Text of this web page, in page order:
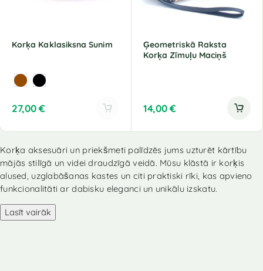
Korķa Kaklasiksna Sunim
27,00€
t
e
r
n
t
i
Ģeometriskā Raksta
Korķa Zīmuļu Maciņš
14,00€
Korķa aksesuāri un priekšmeti palīdzēs jums uzturēt kārtību
mājās stilīgā un videi draudzīgā veidā. Mūsu klāstā ir korķis
alused, uzglabāšanas kastes un citi praktiski rīki, kas apvieno
funkcionalitāti ar dabisku eleganci un unikālu izskatu.
Lasīt vairāk